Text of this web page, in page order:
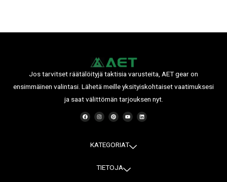
Jos tarvitset räätälöityjä taktisia varusteita, AET gear on
ensimmäinen valintasi. Lähetä meille yksityiskohtaiset vaatimuksesi
ja saat välittömän tarjouksen nyt.
F
a
c
I
n
s
r
a
P
i
n
e
s
Y
o
u
e
L
i
n
KATEGORIAT
TIETOJA